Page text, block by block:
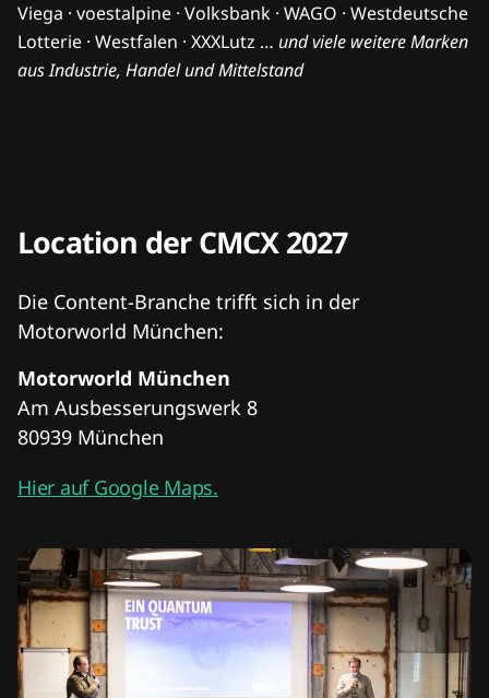
Viega · voestalpine · Volksbank · WAGO · Westdeutsche
Lotterie · Westfalen · XXXLutz … und viele weitere Marken
aus Industrie, Handel und Mittelstand
Location der CMCX 2027
Die Content-Branche trifft sich in der
Motorworld München:
Motorworld München
Am Ausbesserungswerk 8
80939 München
Hier auf Google Maps.